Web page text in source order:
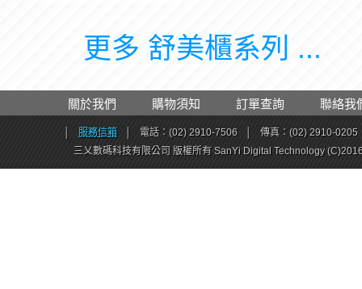
更多 舒美櫃系列 ...
關於我們 購物須知 訂單查詢 聯絡我
服務信箱 電話：(02) 2910-7506
傳真：(02) 2910-0205
三乂數碼科技有限公司 版權所有 SanYi Digital Technology